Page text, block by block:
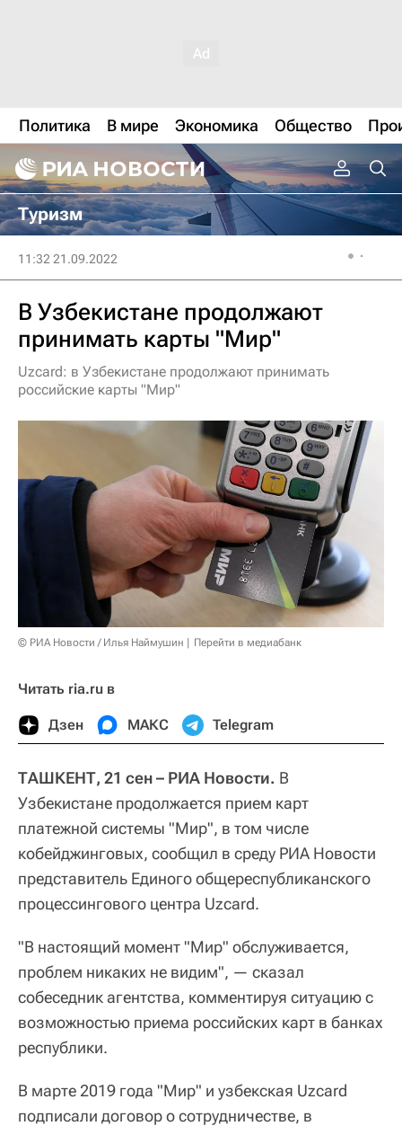
Политика В мире Экономика Общество
Туризм
11:32 21.09.2022
В Узбекистане продолжают
принимать карты "Мир"
Uzcard: в Узбекистане продолжают принимать
российские карты "Мир"
© РИА Новости / Илья Наймушин Перейти в медиабанк
Читать ria.ru в
Дзен МАКС Telegram
ТАШКЕНТ, 21 сен – РИА Новости. В
Узбекистане продолжается прием карт
платежной системы "Мир", в том числе
кобейджинговых, сообщил в среду РИА Новости
представитель Единого общереспубликанского
процессингового центра Uzcard.
"В настоящий момент "Мир" обслуживается,
проблем никаких не видим", — сказал
собеседник агентства, комментируя ситуацию с
возможностью приема российских карт в банках
республики.
В марте 2019 года "Мир" и узбекская Uzcard
подписали договор о сотрудничестве, в